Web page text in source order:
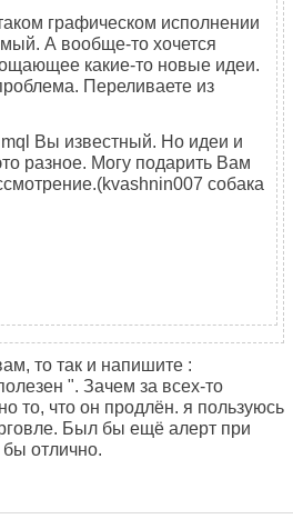
графическом исполнении
А вообще-то хочется
какие-то новые идеи.
Переливаете из
Вы известный. Но идеи и
разное. Могу подарить Вам
собака
то так и напишите :
". Зачем за всех-то
то, что он продлён. я пользуюсь
Был бы ещё алерт при
отлично.